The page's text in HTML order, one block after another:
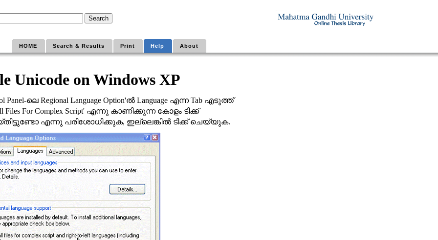
HOME Search & Results Print Help About
Unicode on Windows XP
Panel-ലെ Regional Language Option'ല്‍ Language എന്നTab എടുത്ത്
Files For Complex Script' എന്നു കാണിക്കുന്ന കോളം ടിക്ക്
എന്നു പരിശോധിക്കുക, ഇല്ലെങ്കില്‍ ടിക്ക് ചെയ്യുക.